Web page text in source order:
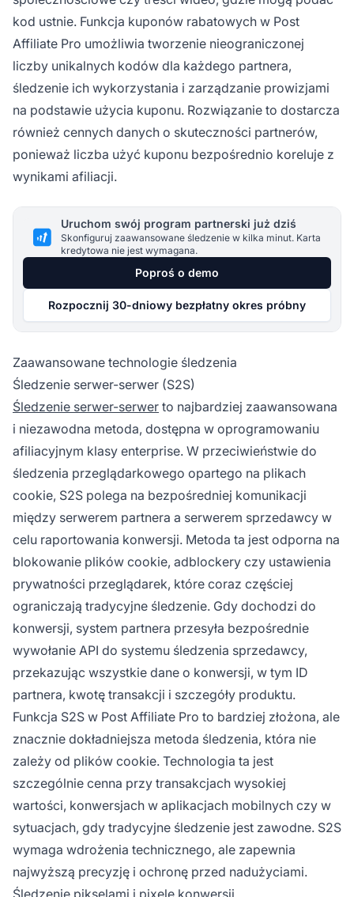
kod ustnie. Funkcja kuponów rabatowych w Post
Affiliate Pro umożliwia tworzenie nieograniczonej
liczby unikalnych kodów dla każdego partnera,
śledzenie ich wykorzystania i zarządzanie prowizjami
na podstawie użycia kuponu. Rozwiązanie to dostarcza
również cennych danych o skuteczności partnerów,
ponieważ liczba użyć kuponu bezpośrednio koreluje z
wynikami afiliacji.
Uruchom swój program partnerski już dziś
Skonfiguruj zaawansowane śledzenie w kilka minut. Karta
kredytowa nie jest wymagana.
Poproś o demo
Rozpocznij 30-dniowy bezpłatny okres próbny
Zaawansowane technologie śledzenia
Śledzenie serwer-serwer (S2S)
Śledzenie serwer-serwer to najbardziej zaawansowana
i niezawodna metoda, dostępna w oprogramowaniu
afiliacyjnym klasy enterprise. W przeciwieństwie do
śledzenia przeglądarkowego opartego na plikach
cookie, S2S polega na bezpośredniej komunikacji
między serwerem partnera a serwerem sprzedawcy w
celu raportowania konwersji. Metoda ta jest odporna na
blokowanie plików cookie, adblockery czy ustawienia
prywatności przeglądarek, które coraz częściej
ograniczają tradycyjne śledzenie. Gdy dochodzi do
konwersji, system partnera przesyła bezpośrednie
wywołanie API do systemu śledzenia sprzedawcy,
przekazując wszystkie dane o konwersji, w tym ID
partnera, kwotę transakcji i szczegóły produktu.
Funkcja S2S w Post Affiliate Pro to bardziej złożona, ale
znacznie dokładniejsza metoda śledzenia, która nie
zależy od plików cookie. Technologia ta jest
szczególnie cenna przy transakcjach wysokiej
wartości, konwersjach w aplikacjach mobilnych czy w
sytuacjach, gdy tradycyjne śledzenie jest zawodne. S2S
wymaga wdrożenia technicznego, ale zapewnia
najwyższą precyzję i ochronę przed nadużyciami.